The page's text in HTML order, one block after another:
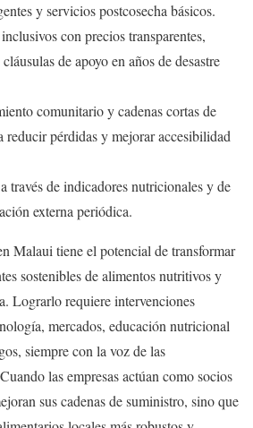
y servicios postcosecha básicos.
con precios transparentes,
de apoyo en años de desastre
comunitario y cadenas cortas de
reducir pérdidas y mejorar accesibilidad
través de indicadores nutricionales y de
externa periódica.
Malaui tiene el potencial de transformar
sostenibles de alimentos nutritivos y
Lograrlo requiere intervenciones
mercados, educación nutricional
siempre con la voz de las
las empresas actúan como socios
sus cadenas de suministro, sino que